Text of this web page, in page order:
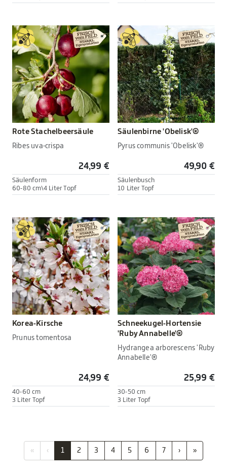
Rote Stachelbeersäule
Ribes uva-crispa
24,99 €
Säulenform
60-80 cm\4 Liter Topf
Säulenbirne 'Obelisk'®
Pyrus communis 'Obelisk'®
49,90 €
Säulenbusch
10 Liter Topf
Korea-Kirsche
Prunus tomentosa
24,99 €
40-60 cm
3 Liter Topf
Schneekugel-Hortensie
'Ruby Annabelle'®
Hydrangea arborescens 'Ruby
Annabelle'®
25,99 €
30-50 cm
3 Liter Topf
« ‹ 1 2 3 4 5 6 7 › »